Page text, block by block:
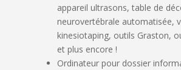
appareil ultrasons, table de
neurovertébrale automatisée,
kinesiotaping, outils Graston,
et plus encore !
Ordinateur pour dossier